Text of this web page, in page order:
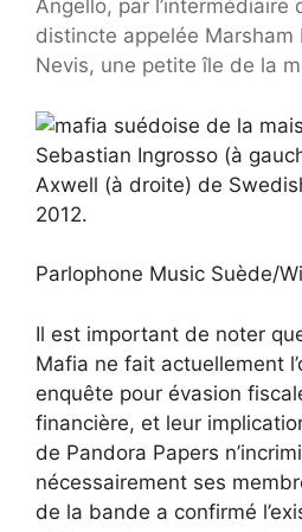
Angello, par l’intermédiaire
distincte appelée Marsham
Nevis, une petite île de la
Sebastian Ingrosso (à
Axwell (à droite) de
2012.
Parlophone Music Suède/
Il est important de noter
Mafia ne fait actuellement
enquête pour évasion
financière, et leur
de Pandora Papers
nécessairement ses
de la bande a confirmé